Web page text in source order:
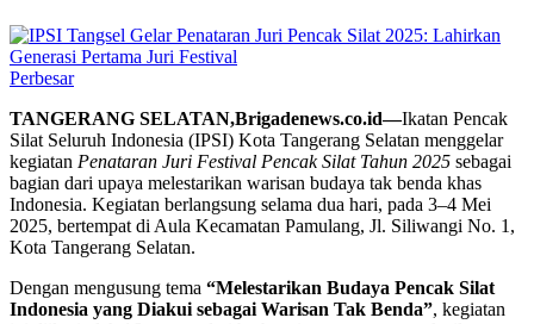
Perbesar
TANGERANG SELATAN,Brigadenews.co.id—Ikatan Pencak
Silat Seluruh Indonesia (IPSI) Kota Tangerang Selatan menggelar
kegiatan Penataran Juri Festival Pencak Silat Tahun 2025 sebagai
bagian dari upaya melestarikan warisan budaya tak benda khas
Indonesia. Kegiatan berlangsung selama dua hari, pada 3–4 Mei
2025, bertempat di Aula Kecamatan Pamulang, Jl. Siliwangi No. 1,
Kota Tangerang Selatan.
Dengan mengusung tema “Melestarikan Budaya Pencak Silat
Indonesia yang Diakui sebagai Warisan Tak Benda”, kegiatan